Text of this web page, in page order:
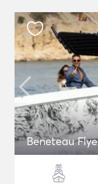
Beneteau